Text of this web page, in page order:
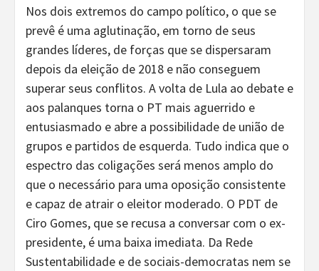
Nos dois extremos do campo político, o que se
prevê é uma aglutinação, em torno de seus
grandes líderes, de forças que se dispersaram
depois da eleição de 2018 e não conseguem
superar seus conflitos. A volta de Lula ao debate e
aos palanques torna o PT mais aguerrido e
entusiasmado e abre a possibilidade de união de
grupos e partidos de esquerda. Tudo indica que o
espectro das coligações será menos amplo do
que o necessário para uma oposição consistente
e capaz de atrair o eleitor moderado. O PDT de
Ciro Gomes, que se recusa a conversar com o ex-
presidente, é uma baixa imediata. Da Rede
Sustentabilidade e de sociais-democratas nem se